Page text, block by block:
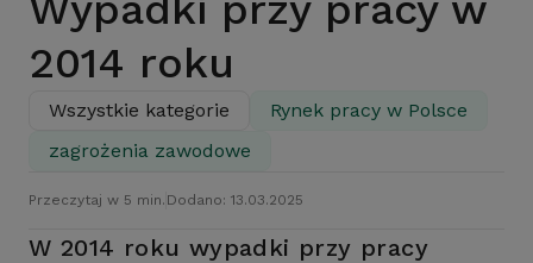
2014 roku
Wszystkie kategorie
Rynek pracy w Polsce
zagrożenia zawodowe
Przeczytaj w 5 min. Dodano: 13.03.2025
W 2014 roku wypadki przy pracy